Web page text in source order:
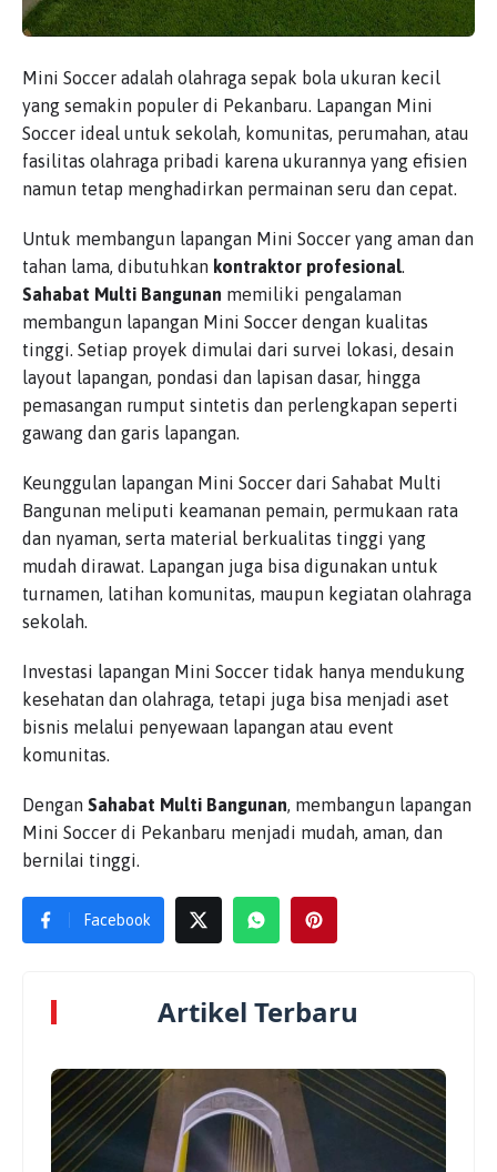
Mini Soccer adalah olahraga sepak bola ukuran kecil
yang semakin populer di Pekanbaru. Lapangan Mini
Soccer ideal untuk sekolah, komunitas, perumahan, atau
fasilitas olahraga pribadi karena ukurannya yang efisien
namun tetap menghadirkan permainan seru dan cepat.
Untuk membangun lapangan Mini Soccer yang aman dan
tahan lama, dibutuhkan kontraktor profesional.
Sahabat Multi Bangunan memiliki pengalaman
membangun lapangan Mini Soccer dengan kualitas
tinggi. Setiap proyek dimulai dari survei lokasi, desain
layout lapangan, pondasi dan lapisan dasar, hingga
pemasangan rumput sintetis dan perlengkapan seperti
gawang dan garis lapangan.
Keunggulan lapangan Mini Soccer dari Sahabat Multi
Bangunan meliputi keamanan pemain, permukaan rata
dan nyaman, serta material berkualitas tinggi yang
mudah dirawat. Lapangan juga bisa digunakan untuk
turnamen, latihan komunitas, maupun kegiatan olahraga
sekolah.
Investasi lapangan Mini Soccer tidak hanya mendukung
kesehatan dan olahraga, tetapi juga bisa menjadi aset
bisnis melalui penyewaan lapangan atau event
komunitas.
Dengan Sahabat Multi Bangunan, membangun lapangan
Mini Soccer di Pekanbaru menjadi mudah, aman, dan
bernilai tinggi.
Facebook
Artikel Terbaru